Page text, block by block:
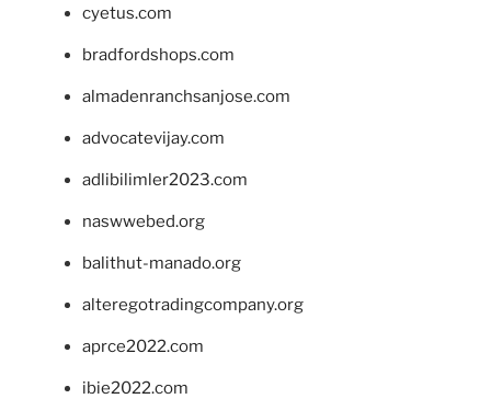
cyetus.com
bradfordshops.com
almadenranchsanjose.com
advocatevijay.com
adlibilimler2023.com
naswwebed.org
balithut-manado.org
alteregotradingcompany.org
aprce2022.com
ibie2022.com